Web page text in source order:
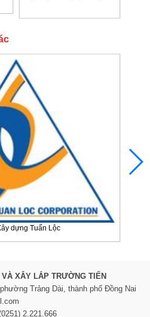
dựng Tuấn Lộc
XÂY LẮP TRƯỜNG TIẾN
Trảng Dài, thành phố Đồng Nai
2.221.666